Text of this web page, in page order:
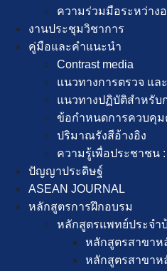
ความร่วมมือระหว่าง
งานประชุมวิชาการ
คู่มือและคำแนะนำ
Contrast media
แนวทางการตรวจ และ
แนวทางปฏิบัติสำหรับ
ข้อกำหนดการควบคุม
ปริมาณรังสีอ้างอิง
ความรู้เพื่อประชาชน
ปัญญาประดิษฐ์
ASEAN JOURNAL
หลักสูตรการฝึกอบรม
หลักสูตรแพทย์ประจำ
หลักสูตรสาขา
หลักสูตรสาขา